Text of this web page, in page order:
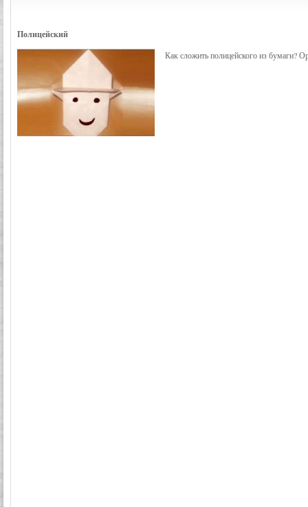
Полицейский
Как сложить полицейского из бумаги?